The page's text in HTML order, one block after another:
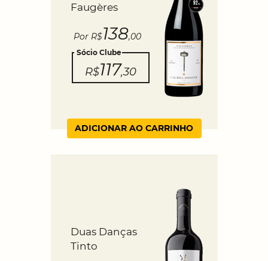
Faugères
Por R$138,00
Sócio Clube
R$117,30
ADICIONAR AO CARRINHO
Duas Danças
Tinto